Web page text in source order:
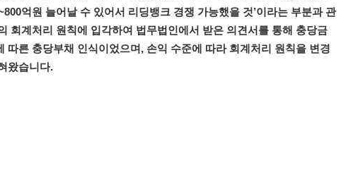
억원 늘어날수 있어서 리딩뱅크 경쟁 가능했을 것’이라는 부분과관
회계처리 원칙에 입각하여 법무법인에서 받은 의견서를 통해 충당금
따른 충당부채 인식이었으며, 손익 수준에 따라회계처리 원칙을 변경
왔습니다.